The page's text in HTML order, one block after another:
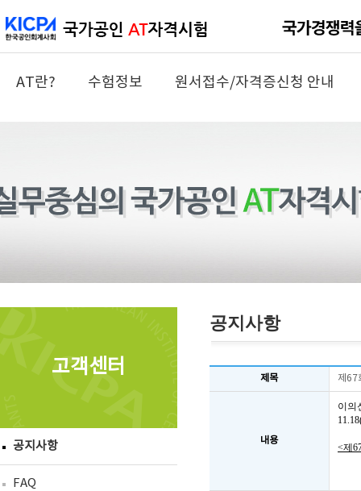
AT란? 수험정보 원서접수/자격증신청 안내
고객센터
공지사항
FAQ
공지사항
제목 제67
내용
이의
<제